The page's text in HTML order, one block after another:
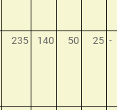
235 140 50 25 -